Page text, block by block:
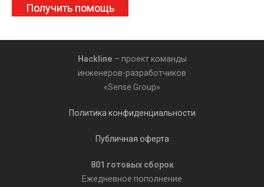
Получить помощь
Hackline – проект команды
инженеров-разработчиков
«Sense Group»
Политика конфиденциальности
Публичная оферта
801 готовых сборок
Ежедневное пополнение